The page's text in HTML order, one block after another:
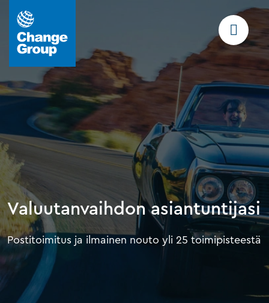
Valuutanvaihdon asiantuntijasi
Postitoimitus ja ilmainen nouto yli 25 toimipisteestä